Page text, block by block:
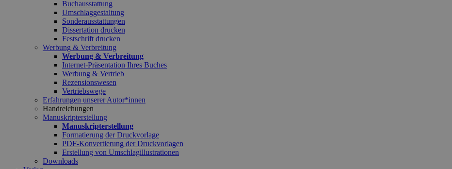
Buchausstattung
Umschlaggestaltung
Sonderausstattungen
Dissertation drucken
Festschrift drucken
Werbung & Verbreitung
Werbung & Verbreitung
Internet-Präsentation Ihres Buches
Werbung & Vertrieb
Rezensionswesen
Vertriebswege
Erfahrungen unserer Autor*innen
Handreichungen
Manuskripterstellung
Manuskripterstellung
Formatierung der Druckvorlage
PDF-Konvertierung der Druckvorlagen
Erstellung von Umschlagillustrationen
Downloads